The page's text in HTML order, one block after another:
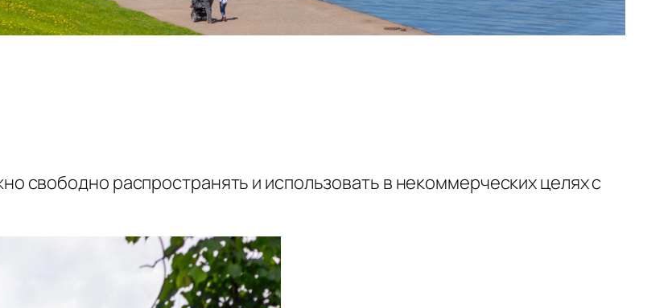
свободно распространять и использовать в некоммерческих целях с